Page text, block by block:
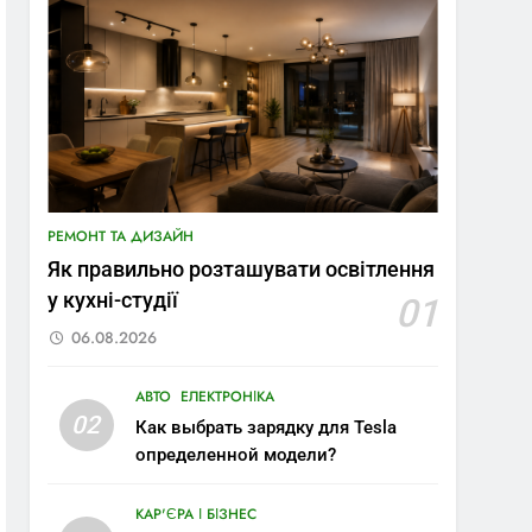
РЕМОНТ ТА ДИЗАЙН
Як правильно розташувати освітлення
у кухні-студії
01
06.08.2026
02
АВТО ЕЛЕКТРОНІКА
Как выбрать зарядку для Tesla
определенной модели?
КАР'ЄРА І БІЗНЕС